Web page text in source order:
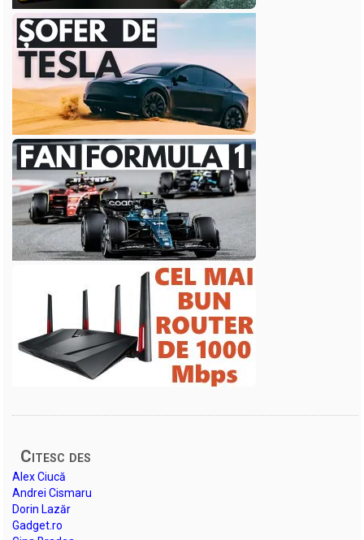
Citesc des
Alex Ciucă
Andrei Cismaru
Dorin Lazăr
Gadget.ro